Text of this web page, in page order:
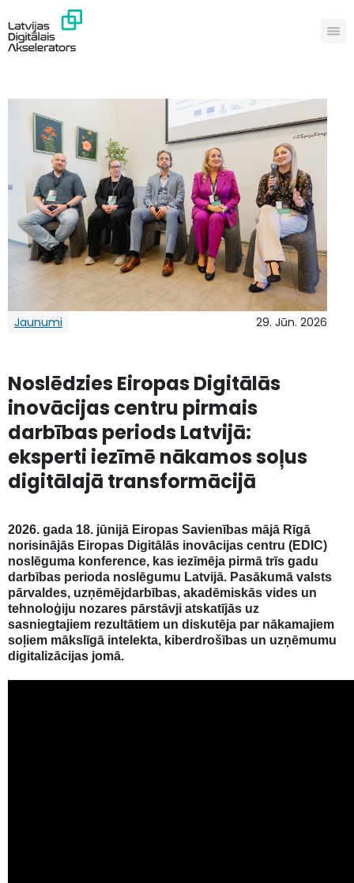
Jaunumi 29. Jūn. 2026
Noslēdzies Eiropas Digitālās
inovācijas centru pirmais
darbības periods Latvijā:
eksperti iezīmē nākamos soļus
digitālajā transformācijā
2026. gada 18. jūnijā Eiropas Savienības mājā Rīgā
norisinājās Eiropas Digitālās inovācijas centru (EDIC)
noslēguma konference, kas iezīmēja pirmā trīs gadu
darbības perioda noslēgumu Latvijā. Pasākumā valsts
pārvaldes, uzņēmējdarbības, akadēmiskās vides un
tehnoloģiju nozares pārstāvji atskatījās uz
sasniegtajiem rezultātiem un diskutēja par nākamajiem
soļiem mākslīgā intelekta, kiberdrošības un uzņēmumu
digitalizācijas jomā.